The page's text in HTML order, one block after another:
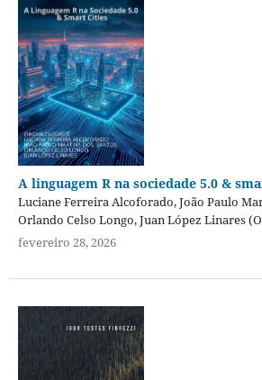
A linguagem R na sociedade 5.0 &
Luciane Ferreira Alcoforado, João Paulo
Orlando Celso Longo, Juan López Linares
fevereiro 28, 2026